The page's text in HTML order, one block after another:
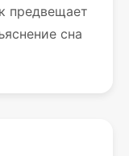
предвещает
сна